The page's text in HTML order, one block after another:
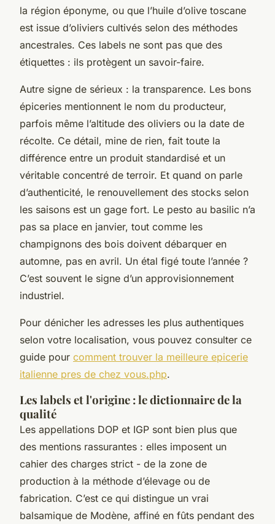
la région éponyme, ou que l’huile d’olive toscane
est issue d’oliviers cultivés selon des méthodes
ancestrales. Ces labels ne sont pas que des
étiquettes : ils protègent un savoir-faire.
Autre signe de sérieux : la transparence. Les bons
épiceries mentionnent le nom du producteur,
parfois même l’altitude des oliviers ou la date de
récolte. Ce détail, mine de rien, fait toute la
différence entre un produit standardisé et un
véritable concentré de terroir. Et quand on parle
d’authenticité, le renouvellement des stocks selon
les saisons est un gage fort. Le pesto au basilic n’a
pas sa place en janvier, tout comme les
champignons des bois doivent débarquer en
automne, pas en avril. Un étal figé toute l’année ?
C’est souvent le signe d’un approvisionnement
industriel.
Pour dénicher les adresses les plus authentiques
selon votre localisation, vous pouvez consulter ce
guide pour comment trouver la meilleure epicerie
italienne pres de chez vous.php.
Les labels et l'origine : le dictionnaire de la
qualité
Les appellations DOP et IGP sont bien plus que
des mentions rassurantes : elles imposent un
cahier des charges strict - de la zone de
production à la méthode d’élevage ou de
fabrication. C’est ce qui distingue un vrai
balsamique de Modène, affiné en fûts pendant des